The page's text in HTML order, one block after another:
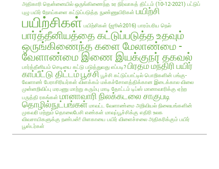
அதிகாரி தென்னையில் ஒருங்கிணைந்த உர நிர்வாகத் திட்டம் (10-12-2021) பட்டுப்
புழு பயிர் நோய்களை கட்டுப்படுத்த நுண்ணுயிரிகள் பயிற்சி
பயிற்சிகள் பயிற்சிகள் (ஜூன்2016) பாரம்பரிய நெல்
பார்த்தீனியத்தை கட்டுப்படுத்த உதவும்
ஒருங்கிணைந்த களை மேலாண்மை -
வேளாண்மை இணை இயக்குநர் தகவல்
பார்த்தீனியம் செடியை கட்டு படுத்துவது எப்படி? பிரதம மந்திரி பயிர்
காப்பீட்டு திட்டம்பூச்சி பூச்சி கட்டுப்பாட்டில் பொறிகளின் பங்கு-
வேளாண் பேராசிரியர்கள் விளக்கம் மக்கச்சோளத்திக்கான இடைக்கால விலை
முன்னறிவிப்பு மரபணு மாற்று கரும்பு மாடி தோட்டம் டிப்ஸ் மானாவாரிக்கு ஏற்ற
பருத்தி ரகங்கள் மானாவாரி நிலக்கடலை சாகுபடி
தொழில்நுட்பங்கள் மாவட்ட வேளாண்மை அறிவியல் நிலையங்களின்
முகவரி மற்றும் தொலைபேசி எண்கள் மாவுப்பூச்சிக்கு எதிரி உலக
விவசாயிகளுக்கு நண்பன்! மிளகாயை பயிர் விளைச்சலை அதிகரிக்கும் பயிர்
பூஸ்டர்கள்